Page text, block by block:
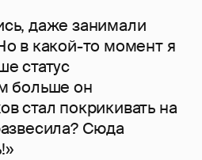
даже занимали
в какой-то момент я
статус
больше он
стал покрикивать на
Сюда